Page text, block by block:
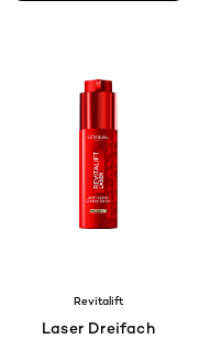
Revitalift
Laser Dreifach